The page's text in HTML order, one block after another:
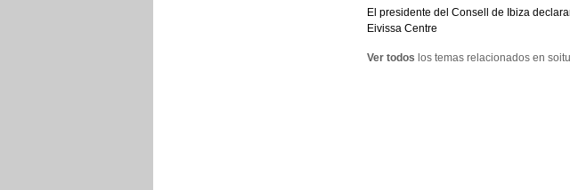
El presidente del Consell de Ibiza
Eivissa Centre
Ver todos los temas relacionados en